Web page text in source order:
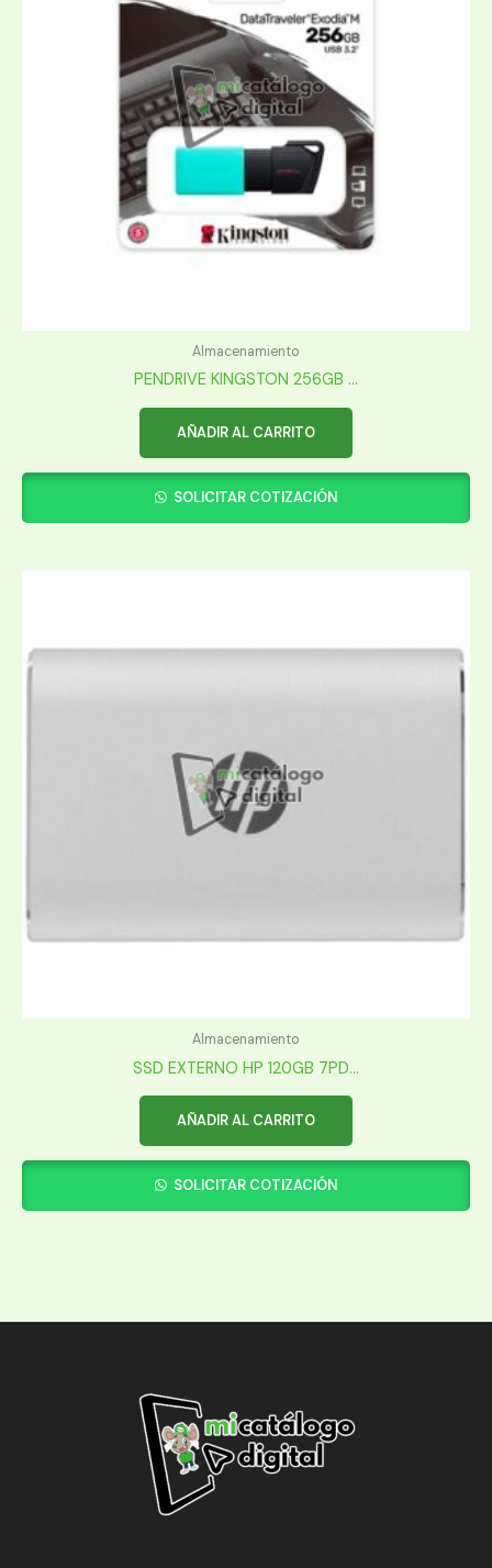
Almacenamiento
PENDRIVE KINGSTON 256GB ...
AÑADIR AL CARRITO
SOLICITAR COTIZACIÓN
Almacenamiento
SSD EXTERNO HP 120GB 7PD...
AÑADIR AL CARRITO
SOLICITAR COTIZACIÓN